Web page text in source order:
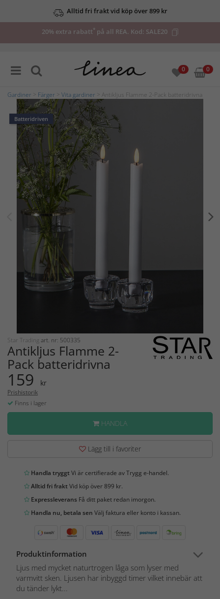
Alltid fri frakt vid köp över 899 kr
20% extra rabatt*på all REA. Kod: SALE20
0 0
Gardiner Färger Vita gardiner > Antikljus Flamme 2-Pack batteridrivna
Batteridriven
Star Trading art. nr: 500335
Antikljus Flamme 2-
Pack batteridrivna
159 kr
Prishistorik
Finns i lager
HANDLA
Lägg till i favoriter
Handla tryggtVi är certifierade av Trygg e-handel.
Alltid fri fraktVid köp över 899 kr.
Expressleverans Få ditt paket redan imorgon.
Handla nu, betala sen Välj faktura eller konto i kassan.
Produktinformation
Ljus med mycket naturtrogen låga som lyser med
varmvitt sken. Ljusen har inbyggd timer vilket innebär att
du tänder lykt...